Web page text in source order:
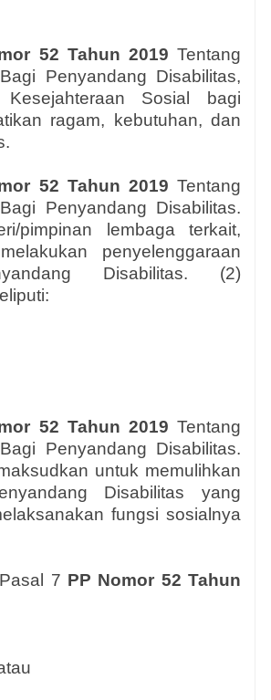
52 Tahun 2019 Tentang
Penyandang Disabilitas,
Sosial bagi
ragam, kebutuhan, dan
52 Tahun 2019 Tentang
Penyandang Disabilitas.
pimpinan lembaga terkait,
penyelenggaraan
Disabilitas. (2)
52 Tahun 2019 Tentang
Penyandang Disabilitas.
untuk memulihkan
Disabilitas yang
fungsi sosialnya
7 PP Nomor 52 Tahun